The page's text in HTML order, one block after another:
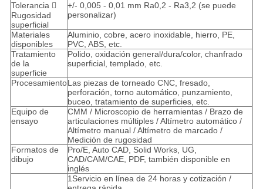
Tolerancia 
Rugosidad
superficial
+/- 0,005 - 0,01 mm Ra0,2 - Ra3,2 (se puede
personalizar)
Materiales
disponibles
Aluminio, cobre, acero inoxidable, hierro, PE,
PVC, ABS, etc.
Tratamiento
de la
superficie
Polido, oxidación general/dura/color, chanfrado
superficial, templado, etc.
ProcesamientoLas piezas de torneado CNC, fresado,
perforación, torno automático, punzamiento,
buceo, tratamiento de superficies, etc.
Equipo de
ensayo
CMM / Microscopio de herramientas / Brazo de
articulaciones múltiples / Altímetro automático /
Altímetro manual / Altímetro de marcado /
Medición de rugosidad
Formatos de
dibujo
Pro/E, Auto CAD, Solid Works, UG,
CAD/CAM/CAE, PDF, también disponible en
inglés
1Servicio en línea de 24 horas y cotización /